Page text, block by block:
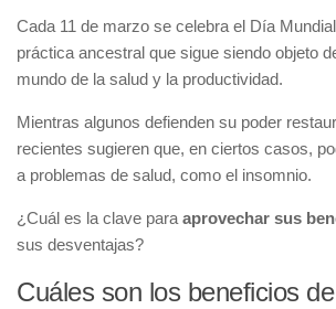
Cada 11 de marzo se celebra el Día
práctica ancestral que sigue siendo objeto
mundo de la salud y la productividad.
Mientras algunos defienden su poder
recientes sugieren que, en ciertos casos,
a problemas de salud, como el insomnio.
¿Cuál es la clave para aprovechar sus
sus desventajas?
Cuáles son los beneficios